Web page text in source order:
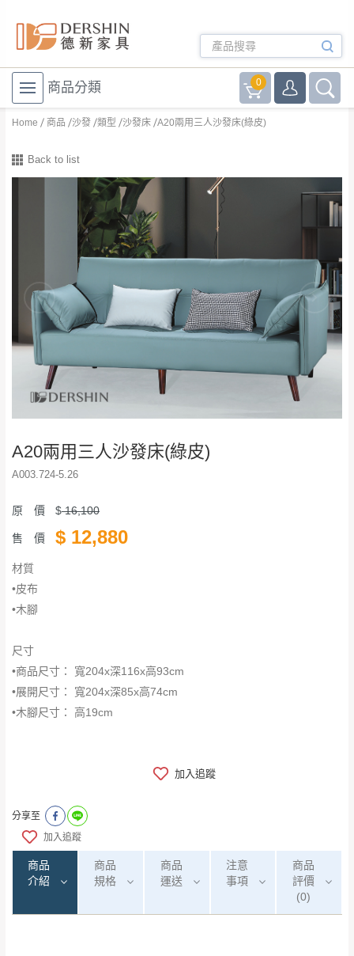
商品分類 0
Home 商品 沙發 類型 沙發床 A20兩用三人沙發床(綠皮)
Back to list
A20兩用三人沙發床(綠皮)
A003.724-5.26
原 價 $16,100
售 價 $ 12,880
材質
•皮布
•木腳
尺寸
•商品尺寸： 寬204x深116x高93cm
•展開尺寸： 寬204x深85x高74cm
•木腳尺寸： 高19cm
加入追蹤
分享至
加入追蹤
商品
介紹
商品
規格
商品
運送
注意
事項
商品
評價
(0)